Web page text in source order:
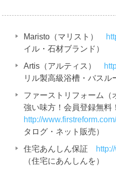
Maristo（マリスト）
イル・石材ブランド）
Artis（アルティス）
リル製高級浴槽・バスル
ファーストリフォーム（
強い味方！会員登録無
http://
タログ・ネット販売）
住宅あんしん保証
（住宅にあんしんを）